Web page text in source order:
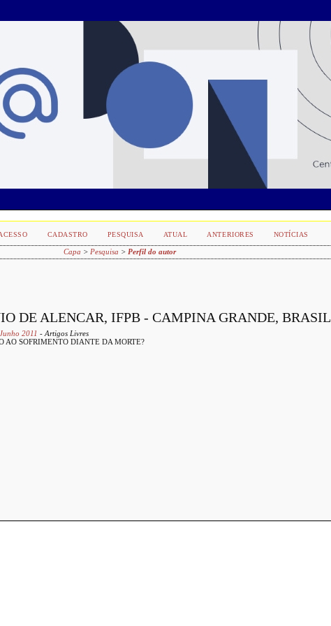
CADASTRO PESQUISA ATUAL ANTERIORES NOTÍCIAS
Capa > Pesquisa > Perfil do autor
DE ALENCAR, IFPB - CAMPINA GRANDE, BRASIL
2011 - Artigos Livres
AO SOFRIMENTO DIANTE DA MORTE?